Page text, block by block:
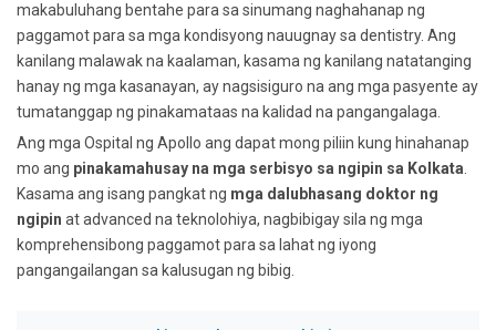
makabuluhang bentahe para sa sinumang naghahanap ng
paggamot para sa mga kondisyong nauugnay sa dentistry. Ang
kanilang malawak na kaalaman, kasama ng kanilang natatanging
hanay ng mga kasanayan, ay nagsisiguro na ang mga pasyente ay
tumatanggap ng pinakamataas na kalidad na pangangalaga.
Ang mga Ospital ng Apollo ang dapat mong piliin kung hinahanap
mo ang pinakamahusay na mga serbisyo sa ngipin sa Kolkata
Kasama ang isang pangkat ng mga dalubhasang doktor ng
ngipin at advanced na teknolohiya, nagbibigay sila ng mga
komprehensibong paggamot para sa lahat ng iyong
pangangailangan sa kalusugan ng bibig.